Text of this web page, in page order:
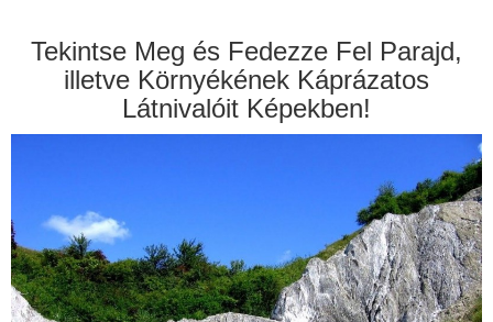
Tekintse Meg és Fedezze Fel Parajd,
illetve Környékének Káprázatos
Látnivalóit Képekben!